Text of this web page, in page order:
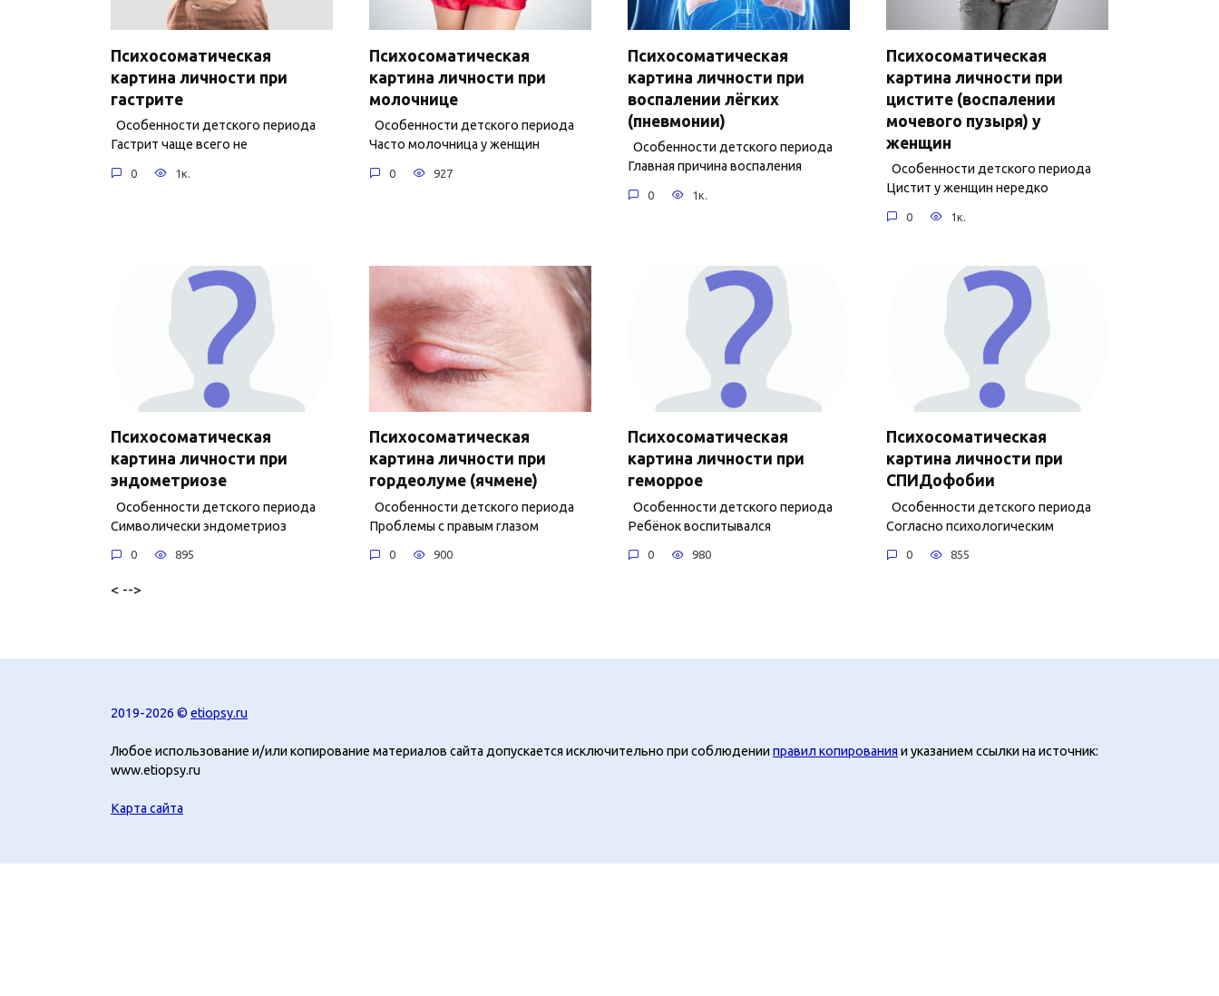
Психосоматическая
картина личности при
гастрите
Особенности детского периода
Гастрит чаще всего не
0 1к.
Психосоматическая
картина личности при
молочнице
Особенности детского периода
Часто молочница у женщин
0 927
Психосоматическая
картина личности при
воспалении лёгких
(пневмонии)
Особенности детского периода
Главная причина воспаления
0 1к.
Психосоматическая
картина личности при
цистите (воспалении
мочевого пузыря) у
женщин
Особенности детского периода
Цистит у женщин нередко
0 1к.
Психосоматическая
картина личности при
эндометриозе
Особенности детского периода
Символически эндометриоз
0 895
Психосоматическая
картина личности при
гордеолуме (ячмене)
Особенности детского периода
Проблемы с правым глазом
0 900
Психосоматическая
картина личности при
геморрое
Особенности детского периода
Ребёнок воспитывался
0 980
Психосоматическая
картина личности при
СПИДофобии
Особенности детского периода
Согласно психологическим
0 855
< -->
2019-2026 © etiopsy.ru
Любое использование и/или копирование материалов сайта допускается исключительно при соблюденииправил копирования и указанием ссылки на источник:
www.etiopsy.ru
Карта сайта